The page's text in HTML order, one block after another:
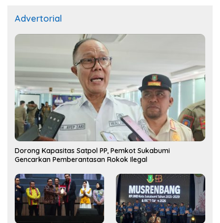
Advertorial
Dorong Kapasitas Satpol PP, Pemkot Sukabumi
Gencarkan Pemberantasan Rokok Ilegal